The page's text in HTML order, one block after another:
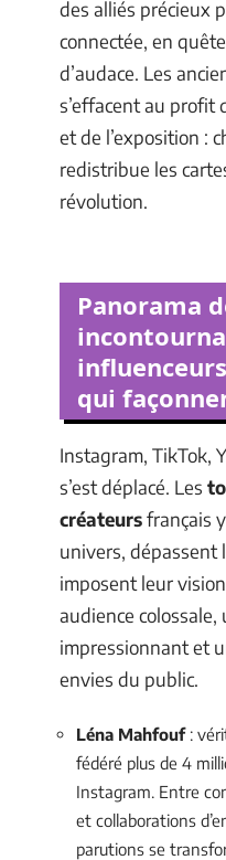
des alliés précieux
connectée, en
d’audace. Les
s’effacent au profit
et de l’exposition :
redistribue les
révolution.
Panorama
qui
Instagram, TikTok,
s’est déplacé. Les
créateursfrançais
univers, dépassent
imposent leur
audience colossale,
impressionnant et
envies du public.
Léna Mahfouf:
fédéré plus de 4
Instagram. Entre
et collaborations
parutions se